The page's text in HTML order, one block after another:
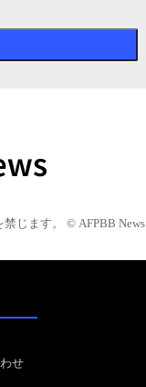
じます。 © AFPBB News
せ